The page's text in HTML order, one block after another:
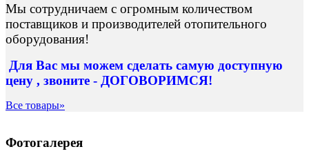
Мы сотрудничаем с огромным количеством
поставщиков и производителей отопительного
оборудования!
Для Вас мы можем сделать самую доступную
цену , звоните - ДОГОВОРИМСЯ!
Все товары»
Фотогалерея